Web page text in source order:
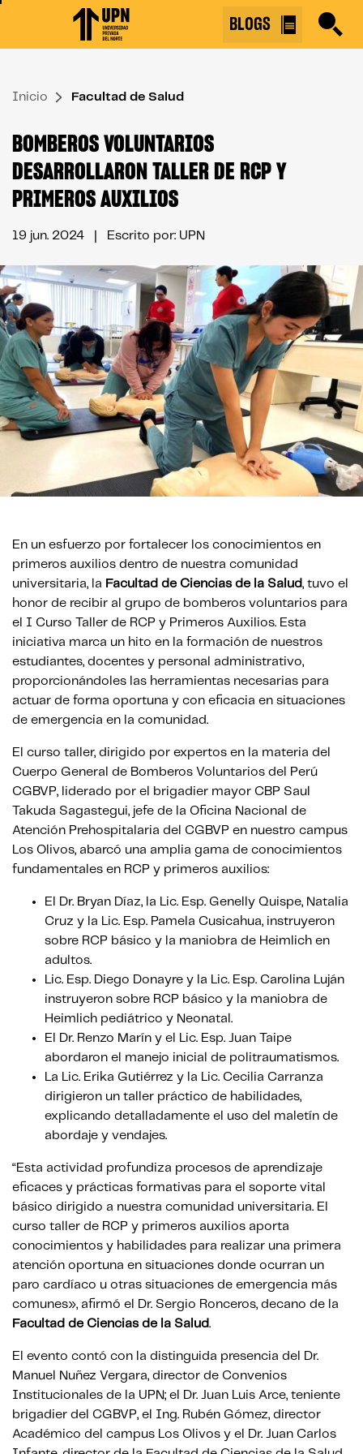
↷
BLOGS
Inicio Facultad de Salud
BOMBEROS VOLUNTARIOS
DESARROLLARON TALLER DE RCP Y
PRIMEROS AUXILIOS
19 jun. 2024 | Escrito por: UPN
En un esfuerzo por fortalecer los conocimientos en
primeros auxilios dentro de nuestra comunidad
universitaria, la Facultad de Ciencias de la Salud, tuvo el
honor de recibir al grupo de bomberos voluntarios para
el I Curso Taller de RCP y Primeros Auxilios. Esta
iniciativa marca un hito en la formación de nuestros
estudiantes, docentes y personal administrativo,
proporcionándoles las herramientas necesarias para
actuar de forma oportuna y con eficacia en situaciones
de emergencia en la comunidad.
El curso taller, dirigido por expertos en la materia del
Cuerpo General de Bomberos Voluntarios del Perú
CGBVP, liderado por el brigadier mayor CBP Saul
Takuda Sagastegui, jefe de la Oficina Nacional de
Atención Prehospitalaria del CGBVP en nuestro campus
Los Olivos, abarcó una amplia gama de conocimientos
fundamentales en RCP y primeros auxilios:
El Dr. Bryan Díaz, la Lic. Esp. Genelly Quispe, Natalia
Cruz y la Lic. Esp. Pamela Cusicahua, instruyeron
sobre RCP básico y la maniobra de Heimlich en
adultos.
Lic. Esp. Diego Donayre y la Lic. Esp. Carolina Luján
instruyeron sobre RCP básico y la maniobra de
Heimlich pediátrico y Neonatal.
El Dr. Renzo Marín y el Lic. Esp. Juan Taipe
abordaron el manejo inicial de politraumatismos.
La Lic. Erika Gutiérrez y la Lic. Cecilia Carranza
dirigieron un taller práctico de habilidades,
explicando detalladamente el uso del maletín de
abordaje y vendajes.
“Esta actividad profundiza procesos de aprendizaje
eficaces y prácticas formativas para el soporte vital
básico dirigido a nuestra comunidad universitaria. El
curso taller de RCP y primeros auxilios aporta
conocimientos y habilidades para realizar una primera
atención oportuna en situaciones donde ocurran un
paro cardíaco u otras situaciones de emergencia más
comunes», afirmó el Dr. Sergio Ronceros, decano de la
Facultad de Ciencias de la Salud.
El evento contó con la distinguida presencia del Dr.
Manuel Nuñez Vergara, director de Convenios
Institucionales de la UPN; el Dr. Juan Luis Arce, teniente
brigadier del CGBVP, el Ing. Rubén Gómez, director
Académico del campus Los Olivos y el Dr. Juan Carlos